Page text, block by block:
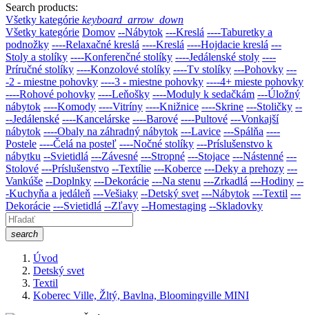
Search products:
Všetky kategórie keyboard_arrow_down
Všetky kategórie Domov --Nábytok ---Kreslá ----Taburetky a
podnožky ----Relaxačné kreslá ----Kreslá ----Hojdacie kreslá ---
Stoly a stolíky ----Konferenčné stolíky ----Jedálenské stoly ----
Príručné stolíky ----Konzolové stolíky ----Tv stolíky ---Pohovky ---
-2 - miestne pohovky ----3 - miestne pohovky ----4+ mieste pohovky
----Rohové pohovky ----Leňošky ----Moduly k sedačkám ---Úložný
nábytok ----Komody ----Vitríny ----Knižnice ----Skrine ---Stoličky --
--Jedálenské ----Kancelárske ----Barové ----Pultové ---Vonkajší
nábytok ----Obaly na záhradný nábytok ---Lavice ---Spálňa ----
Postele ----Čelá na posteľ ----Nočné stolíky ---Príslušenstvo k
nábytku --Svietidlá ---Závesné ---Stropné ---Stojace ---Nástenné ---
Stolové ---Príslušenstvo --Textílie ---Koberce ---Deky a prehozy ---
Vankúše --Doplnky ---Dekorácie ---Na stenu ---Zrkadlá ---Hodiny --
-Kuchyňa a jedáleň ---Vešiaky --Detský svet ---Nábytok ---Textil ---
Dekorácie ---Svietidlá --Zľavy --Homestaging --Skladovky
search
Úvod
Detský svet
Textil
Koberec Ville, Žltý, Bavlna, Bloomingville MINI